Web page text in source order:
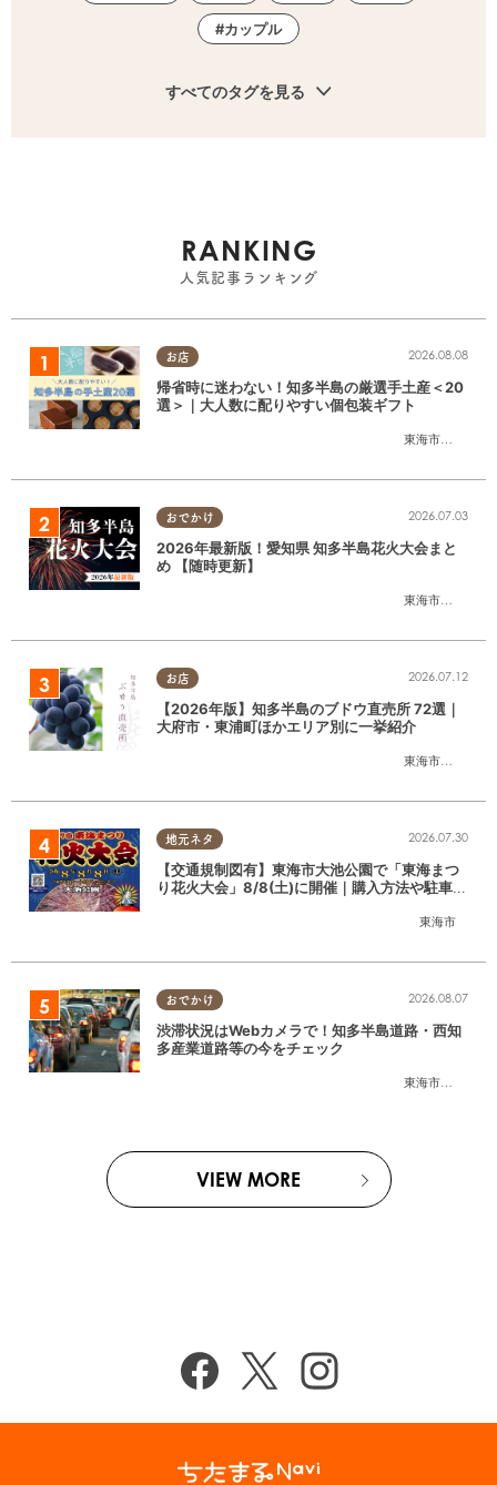
カップル
すべてのタグを見る
RANKING
人気記事ランキング
お店
東海市
,大府市
2026.08.08
帰省時に迷わない！知多半島の厳選手土産＜20
選＞｜大人数に配りやすい個包装ギフト
おでかけ
東海市
,大府市
2026.07.03
2026年最新版！愛知県 知多半島花火大会まと
め 【随時更新】
お店
東海市
,大府市
2026.07.12
【2026年版】知多半島のブドウ直売所 72選｜
大府市・東浦町ほかエリア別に一挙紹介
地元ネタ
東海市
2026.07.30
【交通規制図有】東海市大池公園で「東海まつ
り花火大会」8/8(土)に開催｜購入方法や駐車場
おでかけ
東海市
,大府市
2026.08.07
渋滞状況はWebカメラで！知多半島道路・西知
多産業道路等の今をチェック
VIEW MORE